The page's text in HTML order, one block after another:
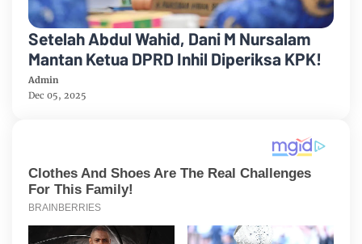
Setelah Abdul Wahid, Dani M Nursalam
Mantan Ketua DPRD Inhil Diperiksa KPK!
Admin
Dec 05, 2025